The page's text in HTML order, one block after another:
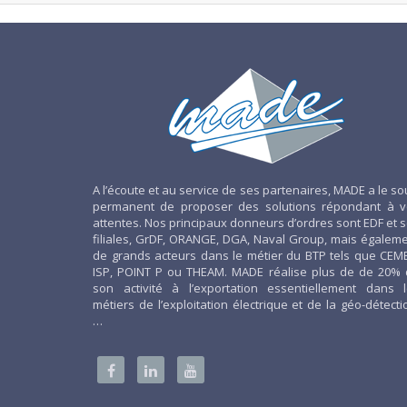
A l’écoute et au service de ses partenaires, MADE a le
permanent de proposer des solutions répondant à
attentes. Nos principaux donneurs d’ordres sont EDF et
filiales, GrDF, ORANGE, DGA, Naval Group, mais
de grands acteurs dans le métier du BTP tels que
ISP, POINT P ou THEAM. MADE réalise plus de de 20%
son activité à l’exportation essentiellement dans
métiers de l’exploitation électrique et de la géo-
…